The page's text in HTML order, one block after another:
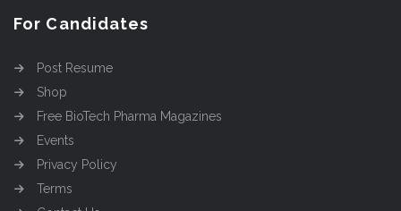
For Candidates
Post Resume
Shop
Free BioTech Pharma Magazines
Events
Privacy Policy
Terms